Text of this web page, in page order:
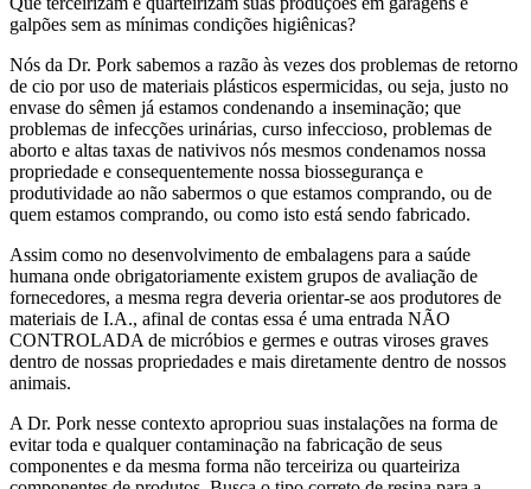
galpões sem as mínimas condições higiênicas?
Nós da Dr. Pork sabemos a razão às vezes dos problemas de retorno
de cio por uso de materiais plásticos espermicidas, ou seja, justo no
envase do sêmen já estamos condenando a inseminação; que
problemas de infecções urinárias, curso infeccioso, problemas de
aborto e altas taxas de nativivos nós mesmos condenamos nossa
propriedade e consequentemente nossa biossegurança e
produtividade ao não sabermos o que estamos comprando, ou de
quem estamos comprando, ou como isto está sendo fabricado.
Assim como no desenvolvimento de embalagens para a saúde
humana onde obrigatoriamente existem grupos de avaliação de
fornecedores, a mesma regra deveria orientar-se aos produtores de
materiais de I.A., afinal de contas essa é uma entrada NÃO
CONTROLADA de micróbios e germes e outras viroses graves
dentro de nossas propriedades e mais diretamente dentro de nossos
animais.
A Dr. Pork nesse contexto apropriou suas instalações na forma de
evitar toda e qualquer contaminação na fabricação de seus
componentes e da mesma forma não terceiriza ou quarteiriza